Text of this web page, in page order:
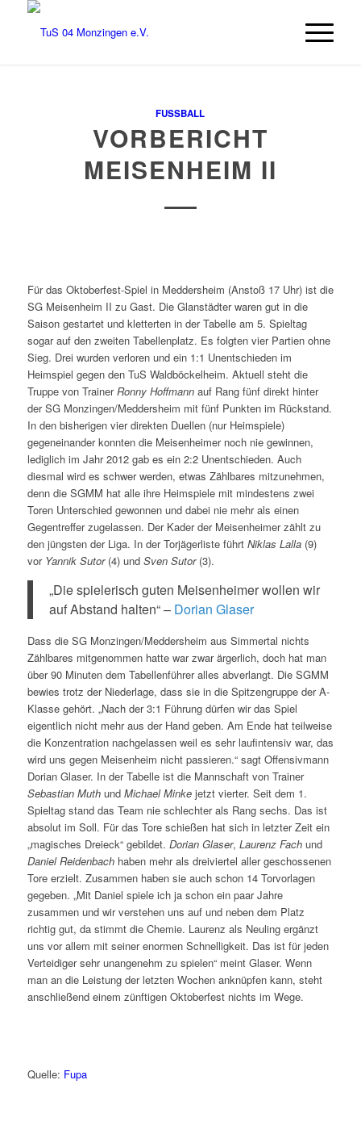
FUSSBALL
VORBERICHT
MEISENHEIM II
Für das Oktoberfest-Spiel in Meddersheim (Anstoß 17 Uhr) ist die
SG Meisenheim II zu Gast. Die Glanstädter waren gut in die
Saison gestartet und kletterten in der Tabelle am 5. Spieltag
sogar auf den zweiten Tabellenplatz. Es folgten vier Partien ohne
Sieg. Drei wurden verloren und ein 1:1 Unentschieden im
Heimspiel gegen den TuS Waldböckelheim. Aktuell steht die
Truppe von TrainerRonny Hoffmannauf Rang fünf direkt hinter
der SG Monzingen/Meddersheim mit fünf Punkten im Rückstand.
In den bisherigen vier direkten Duellen (nur Heimspiele)
gegeneinander konnten die Meisenheimer noch nie gewinnen,
lediglich im Jahr 2012 gab es ein 2:2 Unentschieden. Auch
diesmal wird es schwer werden, etwas Zählbares mitzunehmen,
denn die SGMM hat alle ihre Heimspiele mit mindestens zwei
Toren Unterschied gewonnen und dabei nie mehr als einen
Gegentreffer zugelassen. Der Kader der Meisenheimer zählt zu
den jüngsten der Liga. In der Torjägerliste führt Niklas Lalla(9)
vor Yannik Sutor(4) und Sven Sutor(3).
„Die spielerisch guten Meisenheimer wollen wir
auf Abstand halten“ – Dorian Glaser
Dass die SG Monzingen/Meddersheim aus Simmertal nichts
Zählbares mitgenommen hatte war zwar ärgerlich, doch hat man
über 90 Minuten dem Tabellenführer alles abverlangt. Die SGMM
bewies trotz der Niederlage, dass sie in die Spitzengruppe der A-
Klasse gehört. „Nach der 3:1 Führung dürfen wir das Spiel
eigentlich nicht mehr aus der Hand geben. Am Ende hat teilweise
die Konzentration nachgelassen weil es sehr laufintensiv war, das
wird uns gegen Meisenheim nicht passieren.“ sagt Offensivmann
Dorian Glaser. In der Tabelle ist die Mannschaft von Trainer
Sebastian Muthund Michael Minkejetzt vierter. Seit dem 1.
Spieltag stand das Team nie schlechter als Rang sechs. Das ist
absolut im Soll. Für das Tore schießen hat sich in letzter Zeit ein
„magisches Dreieck“ gebildet. Dorian Glaser, Laurenz Fachund
Daniel Reidenbachhaben mehr als dreiviertel aller geschossenen
Tore erzielt. Zusammen haben sie auch schon 14 Torvorlagen
gegeben. „Mit Daniel spiele ich ja schon ein paar Jahre
zusammen und wir verstehen uns auf und neben dem Platz
richtig gut, da stimmt die Chemie. Laurenz als Neuling ergänzt
uns vor allem mit seiner enormen Schnelligkeit. Das ist für jeden
Verteidiger sehr unangenehm zu spielen“ meint Glaser. Wenn
man an die Leistung der letzten Wochen anknüpfen kann, steht
anschließend einem zünftigen Oktoberfest nichts im Wege.
Quelle: Fupa